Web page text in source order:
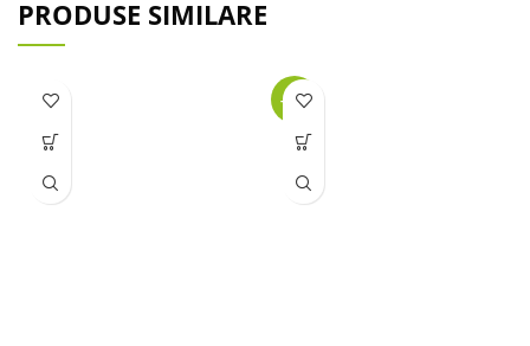
PRODUSE SIMILARE
-39%